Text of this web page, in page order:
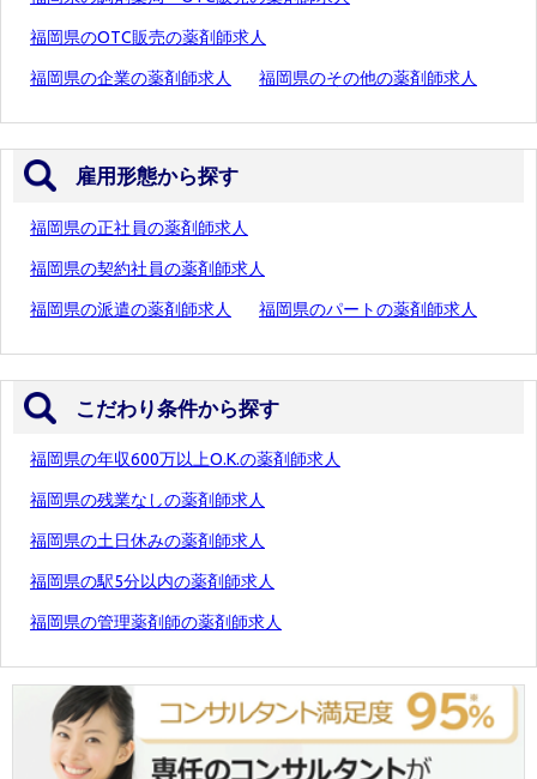
福岡県のOTC販売の薬剤師求人
福岡県の企業の薬剤師求人 福岡県のその他の薬剤師求人
雇用形態から探す
福岡県の正社員の薬剤師求人
福岡県の契約社員の薬剤師求人
福岡県の派遣の薬剤師求人 福岡県のパートの薬剤師求人
こだわり条件から探す
福岡県の年収600万以上O.K.の薬剤師求人
福岡県の残業なしの薬剤師求人
福岡県の土日休みの薬剤師求人
福岡県の駅5分以内の薬剤師求人
福岡県の管理薬剤師の薬剤師求人